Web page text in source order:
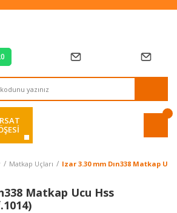
Vade Farksız 2 Taksit!
Matkap Uçları Izar 3.30 mm Dın338 Matkap
Matkap Ucu Hss